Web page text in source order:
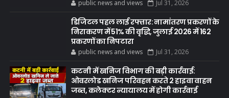
public news and views Jul 31, 2026
डिजिटल पहल लाई रफ्तार: नामांतरण प्रकरणों के
निराकरण में 51% की वृद्धि, जुलाई 2026 में 162
प्रकरणों का निपटारा
public news and views Jul 31, 2026
कटनी में खनिज विभाग की बड़ी कार्रवाई:
ओवरलोड खनिज परिवहन करते 2 हाइवा वाहन
जब्त, कलेक्टर न्यायालय में होगी कार्रवाई